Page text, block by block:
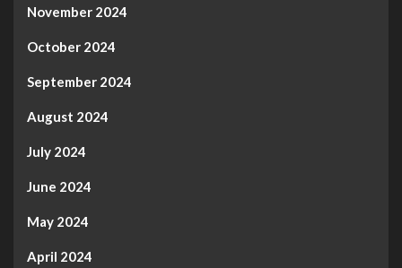
November 2024
October 2024
September 2024
August 2024
July 2024
June 2024
May 2024
April 2024